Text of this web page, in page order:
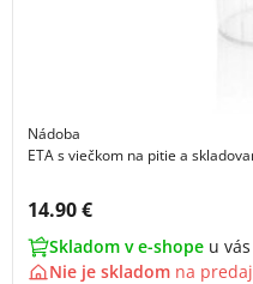
Nádoba
ETA s viečkom na pitie a
Cena s DPH:
14.90 €
Skladom v e-shope u
Nie je skladom na